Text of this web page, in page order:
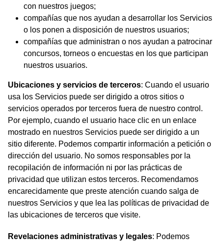
con nuestros juegos;
compañías que nos ayudan a desarrollar los Servicios
o los ponen a disposición de nuestros usuarios;
compañías que administran o nos ayudan a patrocinar
concursos, torneos o encuestas en los que participan
nuestros usuarios.
Ubicaciones y servicios de terceros: Cuando el usuario
usa los Servicios puede ser dirigido a otros sitios o
servicios operados por terceros fuera de nuestro control.
Por ejemplo, cuando el usuario hace clic en un enlace
mostrado en nuestros Servicios puede ser dirigido a un
sitio diferente. Podemos compartir información a petición o
dirección del usuario. No somos responsables por la
recopilación de información ni por las prácticas de
privacidad que utilizan estos terceros. Recomendamos
encarecidamente que preste atención cuando salga de
nuestros Servicios y que lea las políticas de privacidad de
las ubicaciones de terceros que visite.
Revelaciones administrativas y legales: Podemos